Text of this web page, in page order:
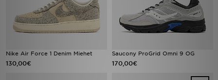
Nike Air Force 1 Denim Miehet
130,00€
Saucony ProGrid Omni 9 OG
170,00€